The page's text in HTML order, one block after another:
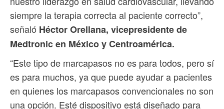
siempre la terapia correcta al paciente correcto”,
señaló Héctor Orellana, vicepresidente de
Medtronic en México y Centroamérica.
“Este tipo de marcapasos no es para todos, pero sí
es para muchos, ya que puede ayudar a pacientes
en quienes los marcapasos convencionales no son
una opción. Esté dispositivo está diseñado para